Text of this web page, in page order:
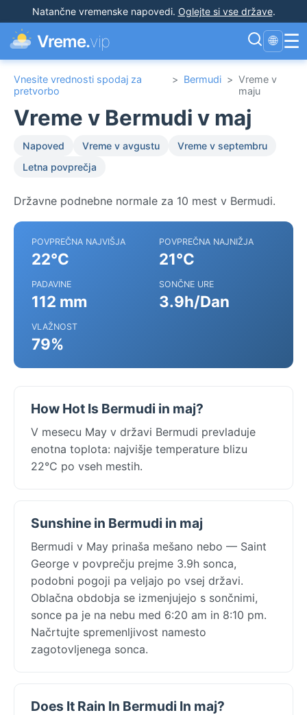
Natančne vremenske napovedi. Oglejte si vse države.
Vreme.vip 🌐 ☰
Vnesite vrednosti spodaj za
pretvorbo
> Bermudi > Vreme v
maju
Vreme v Bermudi v maj
Napoved Vreme v avgustu
Vreme v septembru
Letna povprečja
Državne podnebne normale za 10 mest v Bermudi.
POVPREČNA NAJVIŠJA
22°C
POVPREČNA NAJNIŽJA
21°C
PADAVINE
112 mm
SONČNE URE
3.9h/Dan
VLAŽNOST
79%
How Hot Is Bermudi in maj?
V mesecu May v državi Bermudi prevladuje
enotna toplota: najvišje temperature blizu
22°C po vseh mestih.
Sunshine in Bermudi in maj
Bermudi v May prinaša mešano nebo — Saint
George v povprečju prejme 3.9h sonca,
podobni pogoji pa veljajo po vsej državi.
Oblačna obdobja se izmenjujejo s sončnimi,
sonce pa je na nebu med 6:20 am in 8:10 pm.
Načrtujte spremenljivost namesto
zagotovljenega sonca.
Does It Rain In Bermudi In maj?